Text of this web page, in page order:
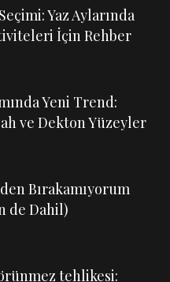
Yaz Aylarında
İçin Rehber
Yeni Trend:
ve Dekton Yüzeyler
Bırakamıyorum
de Dahil)
tehlikesi: